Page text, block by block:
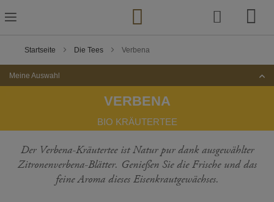
Inhalt
springen
Startseite Die Tees Verbena
Meine Auswahl
VERBENA
BIO KRÄUTERTEE
Der Verbena-Kräutertee ist Natur pur dank ausgewählter
Zitronenverbena-Blätter. Genießen Sie die Frische und das
feine Aroma dieses Eisenkrautgewächses.